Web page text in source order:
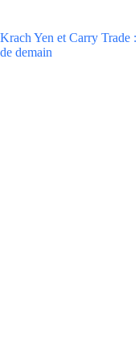
Krach Yen et Carry Trade
de demain